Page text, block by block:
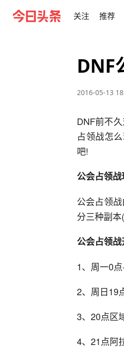
关注 推荐
DNF
2016-05-13
DNF前不
占领战怎
吧!
公会占领战
公会占领
分三种副
公会占领战
1、周一0
2、周日19
3、20点区
4、21点阿